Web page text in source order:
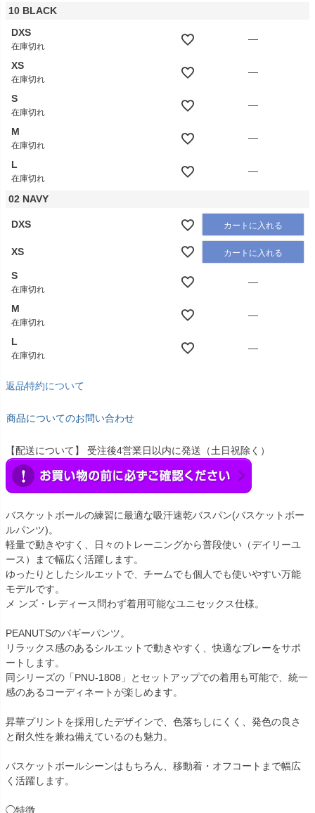
10 BLACK
DXS
在庫切れ
—
XS
在庫切れ
—
S
在庫切れ
—
M
在庫切れ
—
L
在庫切れ
—
02 NAVY
DXS カートに入れる
XS カートに入れる
S
在庫切れ
—
M
在庫切れ
—
L
在庫切れ
—
返品特約について
商品についてのお問い合わせ
【配送について】 受注後4営業日以内に発送（土日祝除く）
バスケットボールの練習に最適な吸汗速乾バスパン(バスケットボー
ルパンツ)。
軽量で動きやすく、日々のトレーニングから普段使い（デイリーユ
ース）まで幅広く活躍します。
ゆったりとしたシルエットで、チームでも個人でも使いやすい万能
モデルです。
メ ンズ・レディース問わず着用可能なユニセックス仕様。
PEANUTSのバギーパンツ。
リラックス感のあるシルエットで動きやすく、快適なプレーをサポ
ートします。
同シリーズの「PNU-1808」とセットアップでの着用も可能で、統一
感のあるコーディネートが楽しめます。
昇華プリントを採用したデザインで、色落ちしにくく、発色の良さ
と耐久性を兼ね備えているのも魅力。
バスケットボールシーンはもちろん、移動着・オフコートまで幅広
く活躍します。
◯特徴